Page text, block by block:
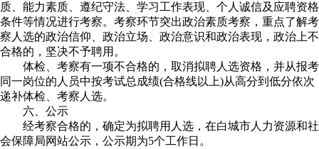
质、能力素质、遵纪守法、学习工作表现、个人诚信及应聘资格
条件等情况进行考察。考察环节突出政治素质考察，重点了解考
察人选的政治信仰、政治立场、政治意识和政治表现，政治上不
合格的，坚决不予聘用。
体检、考察有一项不合格的，取消拟聘人选资格，并从报考
同一岗位的人员中按考试总成绩(合格线以上)从高分到低分依次
递补体检、考察人选。
六、公示
经考察合格的，确定为拟聘用人选，在白城市人力资源和社
会保障局网站公示，公示期为5个工作日。